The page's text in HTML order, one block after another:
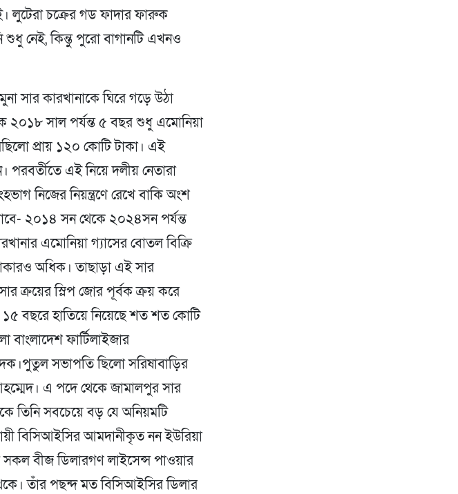
লুটেরা চক্রের গড ফাদার ফারুক
শুধু নেই, কিন্তু পুরো বাগানটি এখনও
সার কারখানাকে ঘিরে গড়ে উঠা
২০১৮ সাল পর্যন্ত ৫ বছর শুধু এমোনিয়া
প্রায় ১২০ কোটি টাকা। এই
এই নিয়ে দলীয় নেতারা
নিজের নিয়ন্ত্রণে রেখে বাকি অংশ
২০১৪ সন থেকে ২০২৪সন পর্যন্ত
এমোনিয়া গ্যাসের বোতল বিক্রি
অধিক। তাছাড়া এই সার
সার ক্রয়ের স্লিপ জোর পূর্বক ক্রয় করে
১৫ বছরে হাতিয়ে নিয়েছে শত শত কোটি
ফার্টিলাইজার
সভাপতি ছিলো সরিষাবাড়ির
এ পদে থেকে জামালপুর সার
তিনি সবচেয়ে বড় যে অনিয়মটি
বিসিআইসির আমদানীকৃত নন ইউরিয়া
সকল বীজ ডিলারগণ লাইসেন্স পাওয়ার
তাঁর পছন্দ মত বিসিআইসির ডিলার